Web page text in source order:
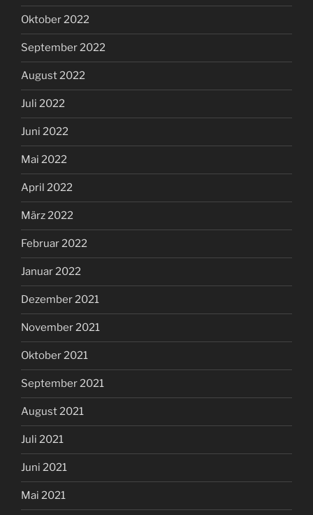
Oktober 2022
September 2022
August 2022
Juli 2022
Juni 2022
Mai 2022
April 2022
März 2022
Februar 2022
Januar 2022
Dezember 2021
November 2021
Oktober 2021
September 2021
August 2021
Juli 2021
Juni 2021
Mai 2021